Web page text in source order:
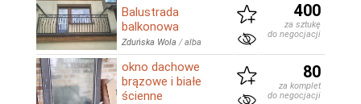
Balustrada
balkonowa
Zduńska Wola /alba
400
za sztukę
do negocjacji
okno dachowe
brązowe i białe
ścienne
80
za komplet
do negocjacji